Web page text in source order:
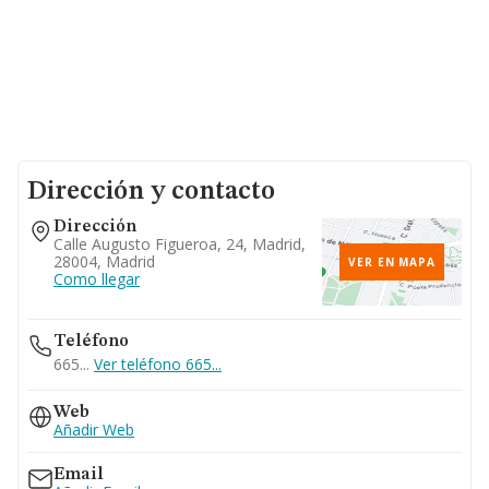
Dirección y contacto
Dirección
Calle Augusto Figueroa, 24, Madrid,
28004, Madrid
Como llegar
VER EN MAPA
Teléfono
665... Ver teléfono 665...
Web
Añadir Web
Email